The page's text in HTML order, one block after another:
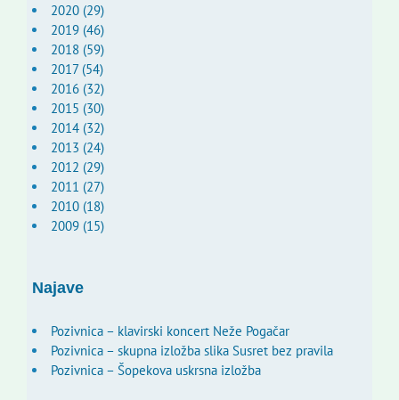
2020 (29)
2019 (46)
2018 (59)
2017 (54)
2016 (32)
2015 (30)
2014 (32)
2013 (24)
2012 (29)
2011 (27)
2010 (18)
2009 (15)
Najave
Pozivnica – klavirski koncert Neže Pogačar
Pozivnica – skupna izložba slika Susret bez pravila
Pozivnica – Šopekova uskrsna izložba